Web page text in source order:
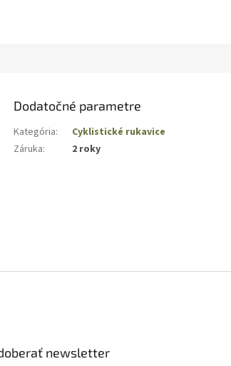
Dodatočné parametre
Kategória:
Cyklistické rukavice
Záruka: 2 roky
newsletter